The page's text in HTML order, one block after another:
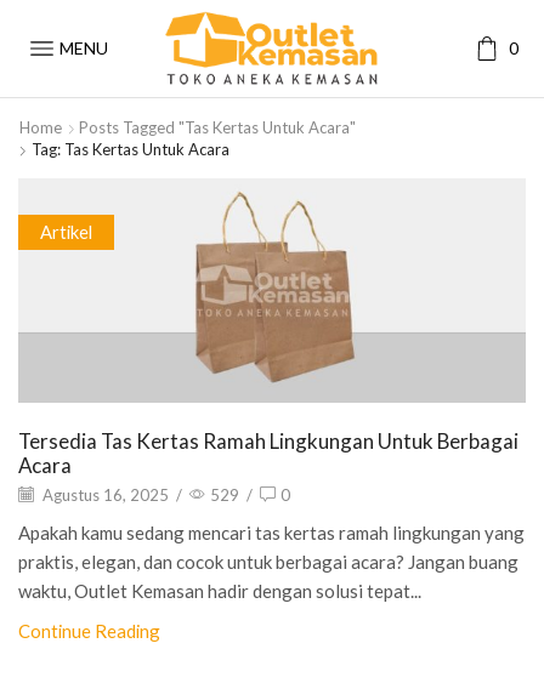
MENU 0
Home
Posts Tagged "tas Kertas Untuk Acara"
Tag: Tas Kertas Untuk Acara
Artikel
Tersedia Tas Kertas Ramah Lingkungan Untuk Berbagai
Acara
Agustus 16, 2025 / 529 / 0
Apakah kamu sedang mencari tas kertas ramah lingkungan yang
praktis, elegan, dan cocok untuk berbagai acara? Jangan buang
waktu, Outlet Kemasan hadir dengan solusi tepat...
Continue Reading